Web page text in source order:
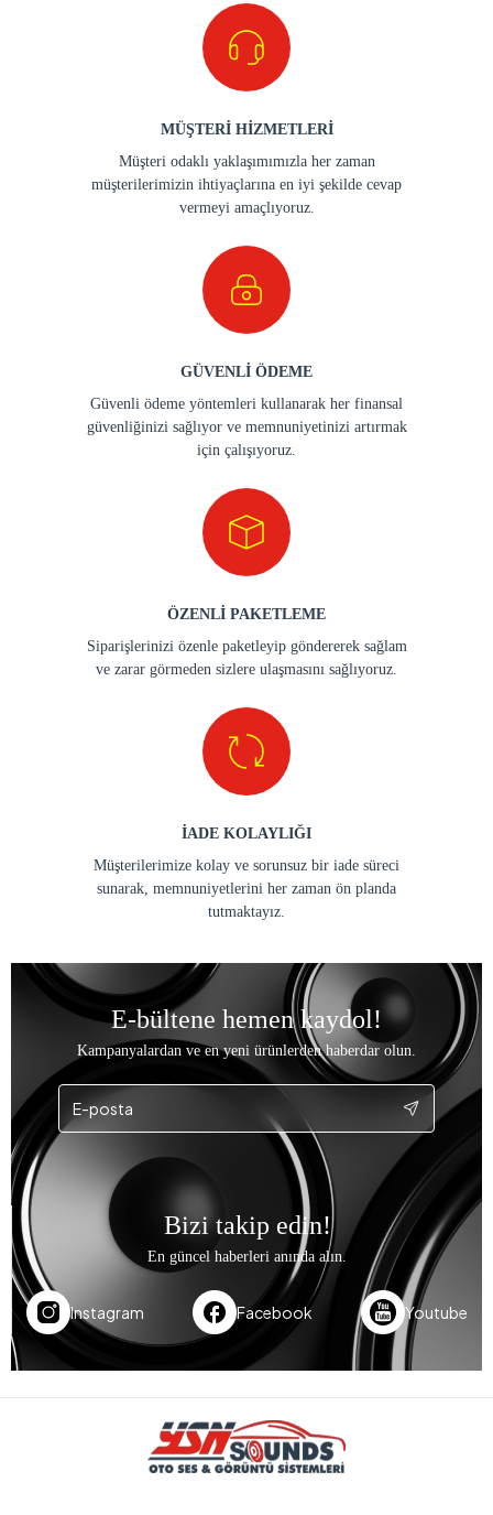
MÜŞTERİ HİZMETLERİ
Müşteri odaklı yaklaşımımızla her zaman
müşterilerimizin ihtiyaçlarına en iyi şekilde cevap
vermeyi amaçlıyoruz.
GÜVENLİ ÖDEME
Güvenli ödeme yöntemleri kullanarak her finansal
güvenliğinizi sağlıyor ve memnuniyetinizi artırmak
için çalışıyoruz.
ÖZENLİ PAKETLEME
Siparişlerinizi özenle paketleyip göndererek sağlam
ve zarar görmeden sizlere ulaşmasını sağlıyoruz.
İADE KOLAYLIĞI
Müşterilerimize kolay ve sorunsuz bir iade süreci
sunarak, memnuniyetlerini her zaman ön planda
tutmaktayız.
E-bültene hemen kaydol!
Kampanyalardan ve en yeni ürünlerden haberdar olun.
Bizi takip edin!
En güncel haberleri anında alın.
Instagram Facebook Youtube